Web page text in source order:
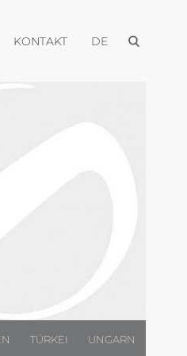
Menü öffnen
KONTAKTMenü öffnen
DE Menü öffnen
TÜRKEI UNGARN